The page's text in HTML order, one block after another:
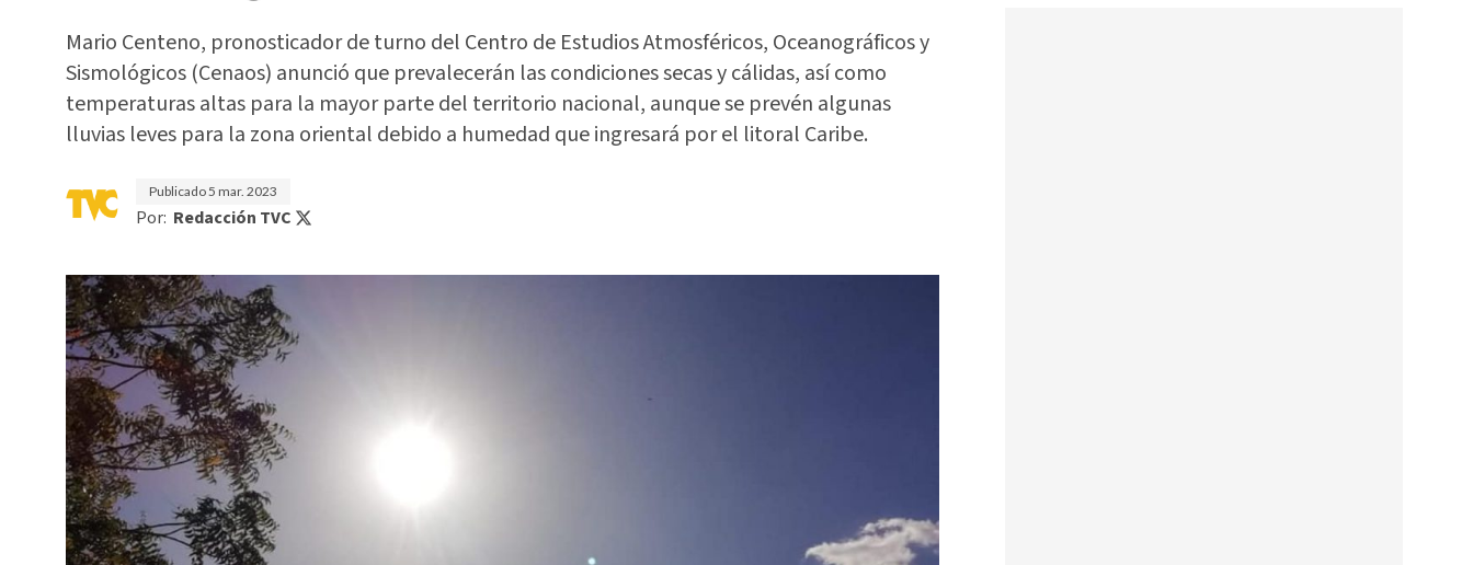
Mario Centeno, pronosticador de turno del Centro de Estudios Atmosféricos, Oceanográficos y
Sismológicos (Cenaos) anunció que prevalecerán las condiciones secas y cálidas, así como
temperaturas altas para la mayor parte del territorio nacional, aunque se prevén algunas
lluvias leves para la zona oriental debido a humedad que ingresará por el litoral Caribe.
Publicado5 mar. 2023
Por: Redacción TVC